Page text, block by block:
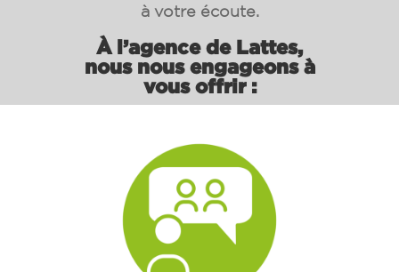
à votre écoute.
À l’agence de Lattes,
nous nous engageons à
vous offrir :